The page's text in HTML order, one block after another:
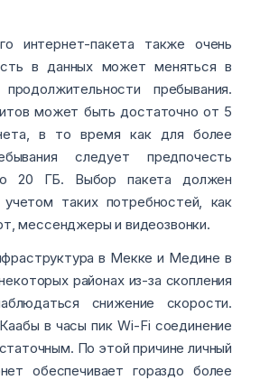
интернет-пакета также очень
в данных может меняться в
пребывания.
может быть достаточно от 5
в то время как для более
следует предпочесть
20 ГБ. Выбор пакета должен
таких потребностей, как
мессенджеры и видеозвонки.
в Мекке и Медине в
районах из-за скопления
снижение скорости.
в часы пик Wi-Fi соединение
По этой причине личный
обеспечивает гораздо более